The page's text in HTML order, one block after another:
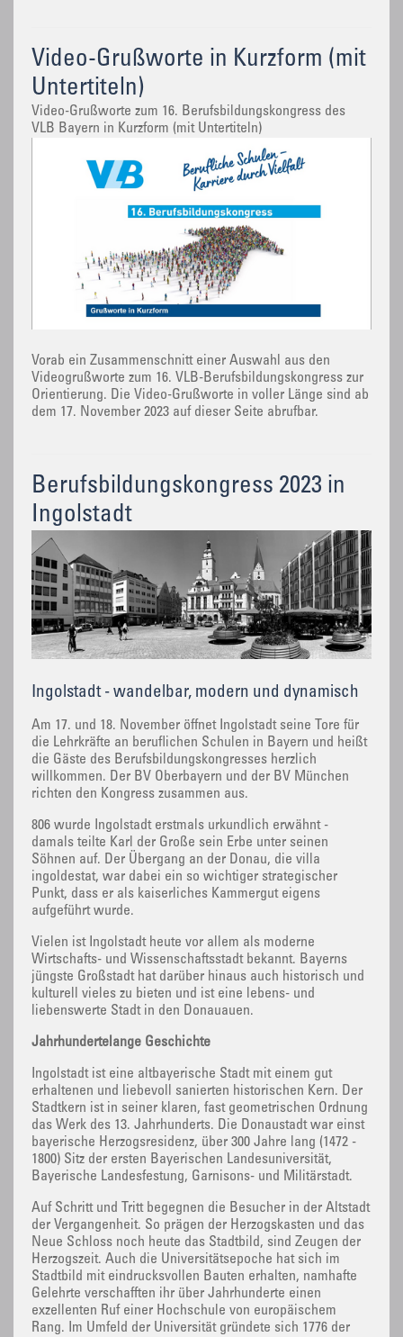
Video-Grußworte in Kurzform (mit
Untertiteln)
Video-Grußworte zum 16. Berufsbildungskongress des
VLB Bayern in Kurzform (mit Untertiteln)
Vorab ein Zusammenschnitt einer Auswahl aus den
Videogrußworte zum 16. VLB-Berufsbildungskongress zur
Orientierung. Die Video-Grußworte in voller Länge sind ab
dem 17. November 2023 auf dieser Seite abrufbar.
Berufsbildungskongress 2023 in
Ingolstadt
Ingolstadt - wandelbar, modern und dynamisch
Am 17. und 18. November öffnet Ingolstadt seine Tore für
die Lehrkräfte an beruflichen Schulen in Bayern und heißt
die Gäste des Berufsbildungskongresses herzlich
willkommen. Der BV Oberbayern und der BV München
richten den Kongress zusammen aus.
806 wurde Ingolstadt erstmals urkundlich erwähnt -
damals teilte Karl der Große sein Erbe unter seinen
Söhnen auf. Der Übergang an der Donau, die villa
ingoldestat, war dabei ein so wichtiger strategischer
Punkt, dass er als kaiserliches Kammergut eigens
aufgeführt wurde.
Vielen ist Ingolstadt heute vor allem als moderne
Wirtschafts- und Wissenschaftsstadt bekannt. Bayerns
jüngste Großstadt hat darüber hinaus auch historisch und
kulturell vieles zu bieten und ist eine lebens- und
liebenswerte Stadt in den Donauauen.
Jahrhundertelange Geschichte
Ingolstadt ist eine altbayerische Stadt mit einem gut
erhaltenen und liebevoll sanierten historischen Kern. Der
Stadtkern ist in seiner klaren, fast geometrischen Ordnung
das Werk des 13. Jahrhunderts. Die Donaustadt war einst
bayerische Herzogsresidenz, über 300 Jahre lang (1472 -
1800) Sitz der ersten Bayerischen Landesuniversität,
Bayerische Landesfestung, Garnisons- und Militärstadt.
Auf Schritt und Tritt begegnen die Besucher in der Altstadt
der Vergangenheit. So prägen der Herzogskasten und das
Neue Schloss noch heute das Stadtbild, sind Zeugen der
Herzogszeit. Auch die Universitätsepoche hat sich im
Stadtbild mit eindrucksvollen Bauten erhalten, namhafte
Gelehrte verschafften ihr über Jahrhunderte einen
exzellenten Ruf einer Hochschule von europäischem
Rang. Im Umfeld der Universität gründete sich 1776 der